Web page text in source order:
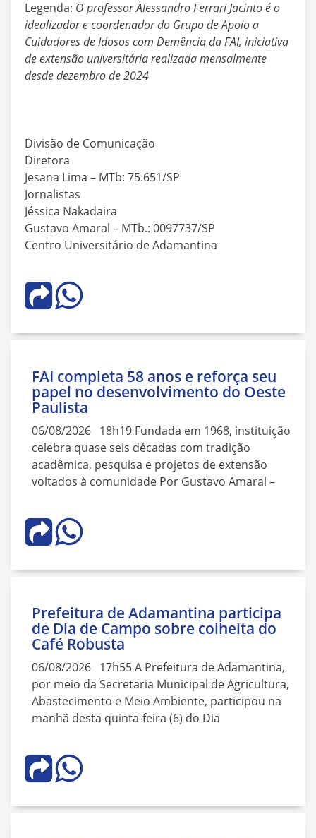
Legenda: O professor Alessandro Ferrari Jacinto é o
idealizador e coordenador do Grupo de Apoio a
Cuidadores de Idosos com Demência da FAI, iniciativa
de extensão universitária realizada mensalmente
desde dezembro de 2024
Divisão de Comunicação
Diretora
Jesana Lima – MTb: 75.651/SP
Jornalistas
Jéssica Nakadaira
Gustavo Amaral – MTb.: 0097737/SP
Centro Universitário de Adamantina
FAI completa 58 anos e reforça seu
papel no desenvolvimento do Oeste
Paulista
06/08/2026 18h19 Fundada em 1968, instituição
celebra quase seis décadas com tradição
acadêmica, pesquisa e projetos de extensão
voltados à comunidade Por Gustavo Amaral –
Prefeitura de Adamantina participa
de Dia de Campo sobre colheita do
Café Robusta
06/08/2026 17h55 A Prefeitura de Adamantina,
por meio da Secretaria Municipal de Agricultura,
Abastecimento e Meio Ambiente, participou na
manhã desta quinta-feira (6) do Dia